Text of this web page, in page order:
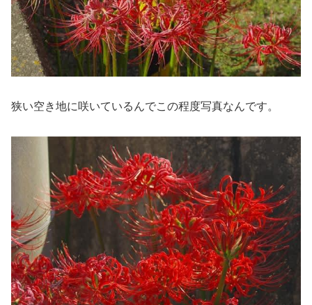
狭い空き地に咲いているんでこの程度写真なんです。